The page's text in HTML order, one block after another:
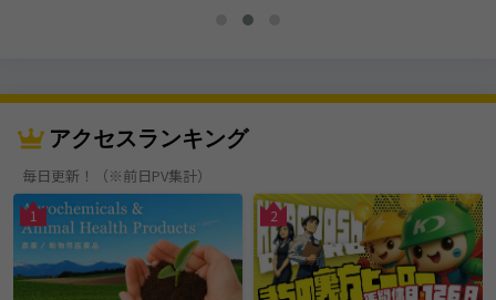
アクセスランキング
毎日更新！（※前日PV集計）
1 2